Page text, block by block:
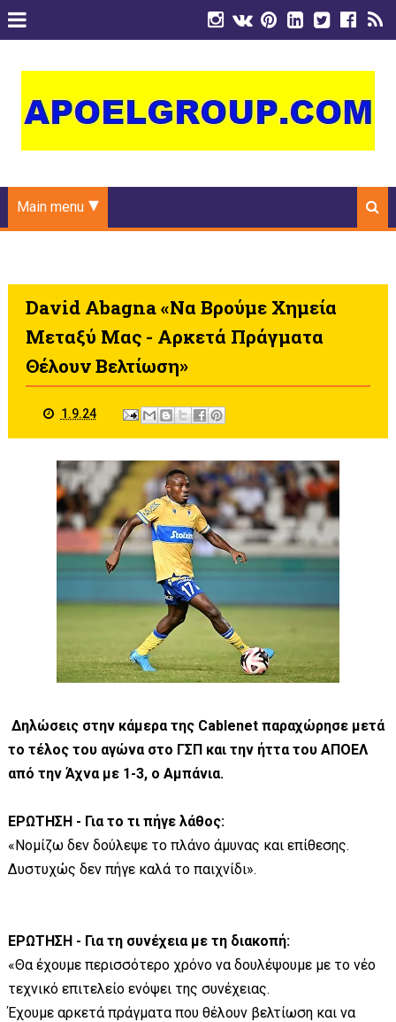
Main menu
David Abagna «Να Βρούμε Χημεία
Μεταξύ Μας - Αρκετά Πράγματα
Θέλουν Βελτίωση»
1.9.24
Δηλώσεις στην κάμερα της Cablenet παραχώρησε μετά
το τέλος του αγώνα στο ΓΣΠ και την ήττα του ΑΠΟΕΛ
από την Άχνα με 1-3, ο Αμπάνια.
ΕΡΩΤΗΣΗ - Για το τι πήγε λάθος:
«Νομίζω δεν δούλεψε το πλάνο άμυνας και επίθεσης.
Δυστυχώς δεν πήγε καλά το παιχνίδι».
ΕΡΩΤΗΣΗ - Για τη συνέχεια με τη διακοπή:
«Θα έχουμε περισσότερο χρόνο να δουλέψουμε με το νέο
τεχνικό επιτελείο ενόψει της συνέχειας.
Έχουμε αρκετά πράγματα που θέλουν βελτίωση και να